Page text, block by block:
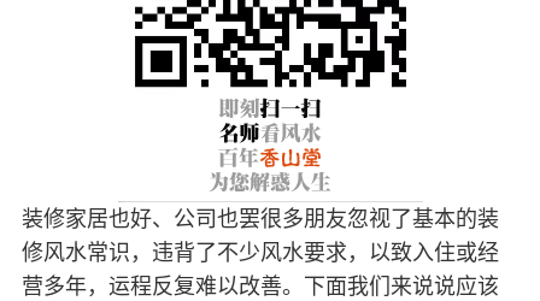
装修家居也好、公司也罢很多朋友忽视了基本的装
修风水常识，违背了不少风水要求，以致入住或经
营多年，运程反复难以改善。下面我们来说说应该